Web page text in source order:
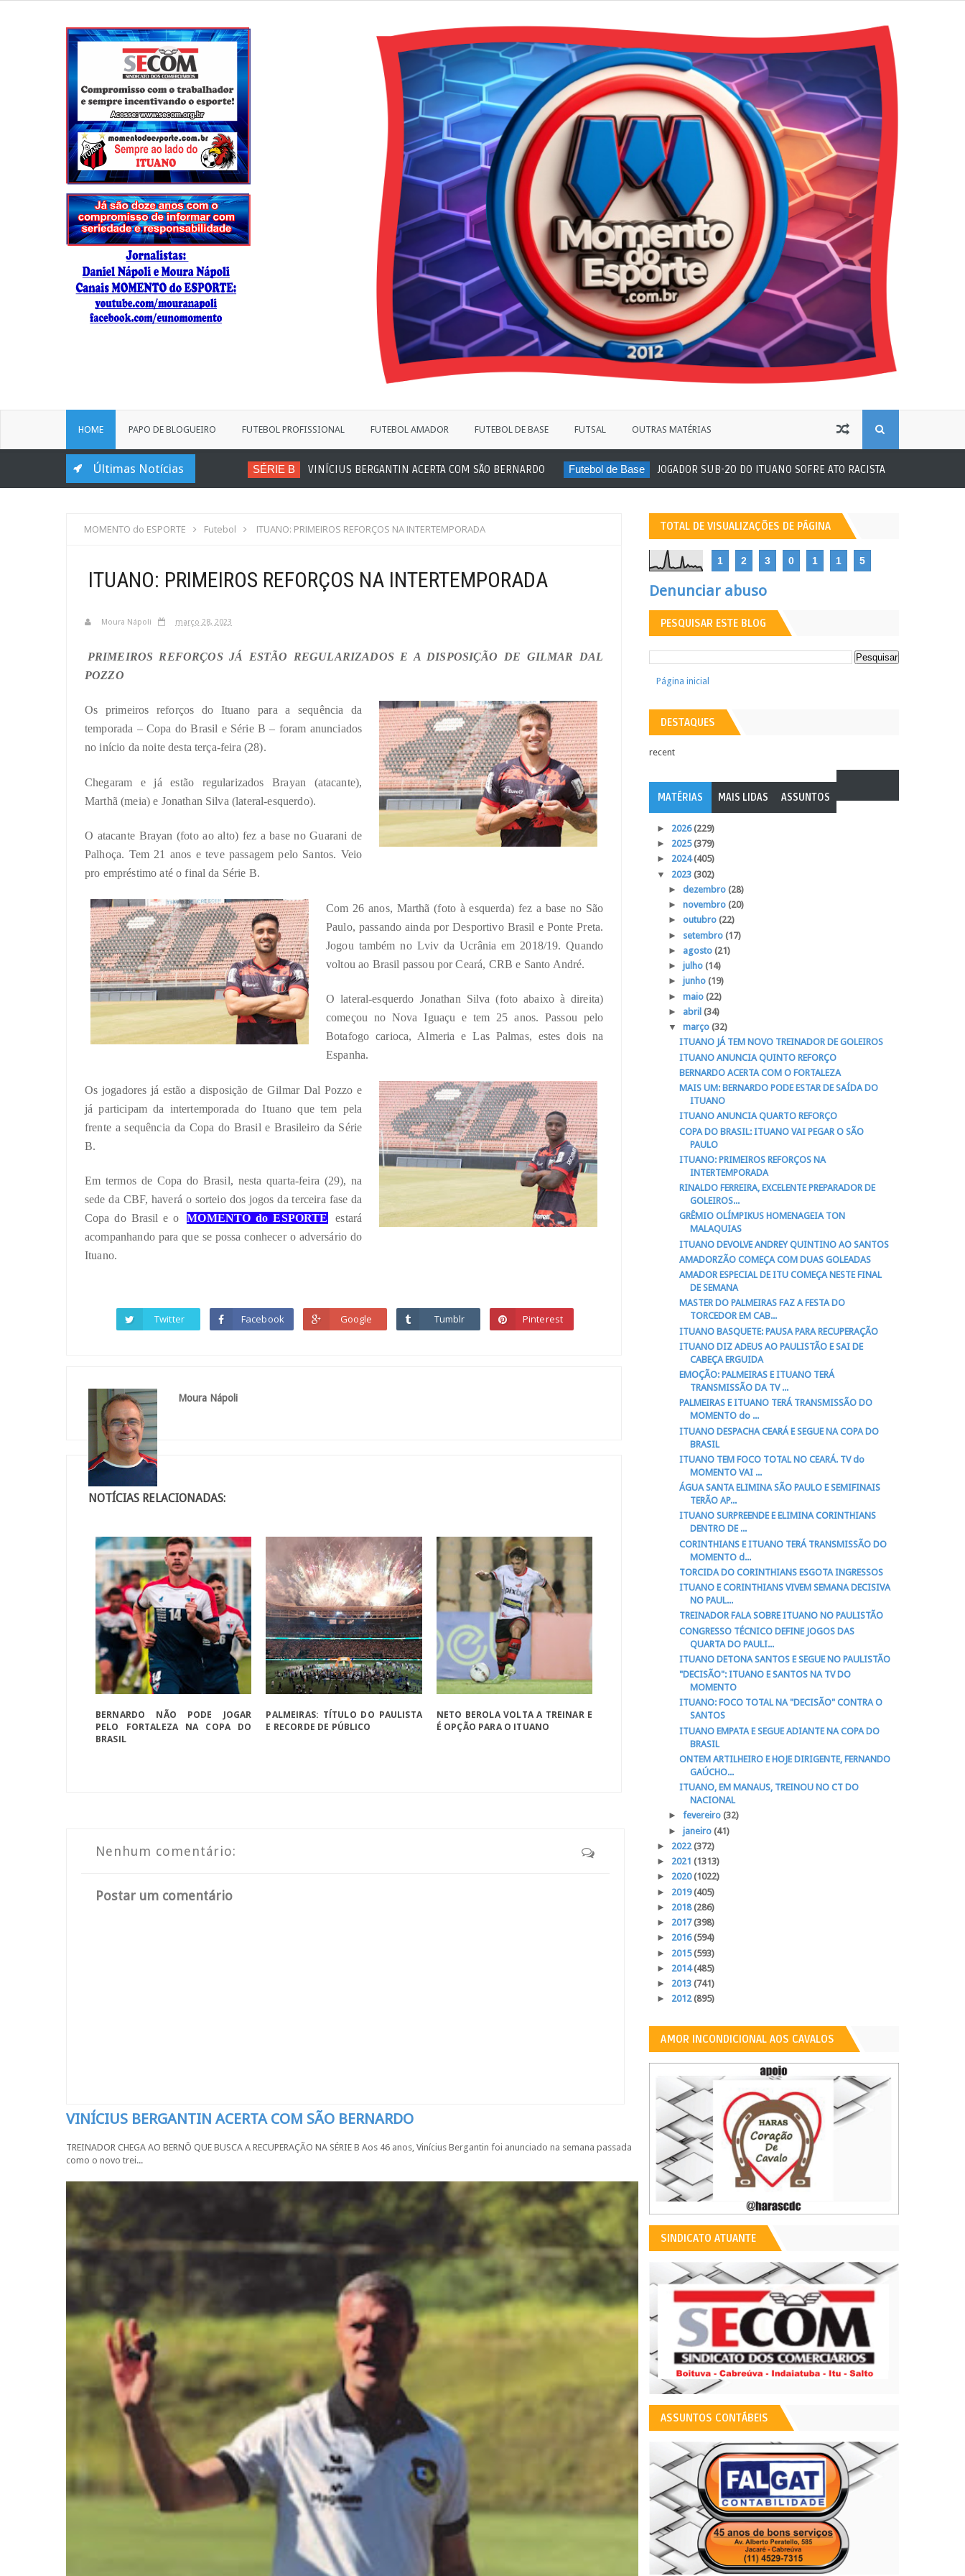
HOME PAPO DE BLOGUEIRO FUTEBOL PROFISSIONAL FUTEBOL AMADOR FUTEBOL DE BASE FUTSAL OUTRAS MATÉRIAS
U
Últimas Notícias SÉRIE B VINÍCIUS BERGANTIN ACERTA COM SÃO BERNARDO Futebol de Base JOGADOR SUB-20 DO ITUANO SOFRE ATO RACISTA Futebol Amador
MOMENTO do ESPORTE Futebol ITUANO: PRIMEIROS REFORÇOS NA INTERTEMPORADA
ITUANO: PRIMEIROS REFORÇOS NA INTERTEMPORADA
Moura Nápoli março 28, 2023
PRIMEIROS REFORÇOS JÁ ESTÃO REGULARIZADOS E A DISPOSIÇÃO DE GILMAR DAL
POZZO
Os primeiros reforços do Ituano para a sequência da
temporada – Copa do Brasil e Série B – foram anunciados
no início da noite desta terça-feira (28).
Chegaram e já estão regularizados Brayan (atacante),
Marthã (meia) e Jonathan Silva (lateral-esquerdo).
O atacante Brayan (foto ao alto) fez a base no Guarani de
Palhoça. Tem 21 anos e teve passagem pelo Santos. Veio
pro empréstimo até o final da Série B.
Com 26 anos, Marthã (foto à esquerda) fez a base no São
Paulo, passando ainda por Desportivo Brasil e Ponte Preta.
Jogou também no Lviv da Ucrânia em 2018/19. Quando
voltou ao Brasil passou por Ceará, CRB e Santo André.
O lateral-esquerdo Jonathan Silva (foto abaixo à direita)
começou no Nova Iguaçu e tem 25 anos. Passou pelo
Botafogo carioca, Almeria e Las Palmas, estes dois na
Espanha.
Os jogadores já estão a disposição de Gilmar Dal Pozzo e
já participam da intertemporada do Ituano que tem pela
frente a sequência da Copa do Brasil e Brasileiro da Série
B.
Em termos de Copa do Brasil, nesta quarta-feira (29), na
sede da CBF, haverá o sorteio dos jogos da terceira fase da
Copa do Brasil e o
MOMENTO do ESPORTE
estará
acompanhando para que se possa conhecer o adversário do
Ituano.
Twitter Facebook Google Tumblr Pinterest
Moura Nápoli
NOTÍCIAS RELACIONADAS:
BERNARDO NÃO PODE JOGAR
PELO FORTALEZA NA COPA DO
BRASIL
PALMEIRAS: TÍTULO DO PAULISTA
E RECORDE DE PÚBLICO
NETO BEROLA VOLTA A TREINAR E
É OPÇÃO PARA O ITUANO
Nenhum comentário:
Postar um comentário
VINÍCIUS BERGANTIN ACERTA COM SÃO BERNARDO
TREINADOR CHEGA AO BERNÔ QUE BUSCA A RECUPERAÇÃO NA SÉRIE B Aos 46 anos, Vinícius Bergantin foi anunciado na semana passada
como o novo trei...
TOTAL DE VISUALIZAÇÕES DE PÁGINA
1 2 3 0 1 1 5
Denunciar abuso
PESQUISAR ESTE BLOG
Página inicial
DESTAQUES
recent
MATÉRIAS MAIS LIDAS ASSUNTOS
► 2026(229)
► 2025(379)
► 2024(405)
▼ 2023 (302)
► dezembro (28)
► novembro (20)
► outubro (22)
► setembro (17)
► agosto (21)
► julho (14)
► junho (19)
► maio (22)
► abril (34)
▼ março (32)
ITUANO JÁ TEM NOVO TREINADOR DE GOLEIROS
ITUANO ANUNCIA QUINTO REFORÇO
BERNARDO ACERTA COM O FORTALEZA
MAIS UM: BERNARDO PODE ESTAR DE SAÍDA DO
ITUANO
ITUANO ANUNCIA QUARTO REFORÇO
COPA DO BRASIL: ITUANO VAI PEGAR O SÃO
PAULO
ITUANO: PRIMEIROS REFORÇOS NA
INTERTEMPORADA
RINALDO FERREIRA, EXCELENTE PREPARADOR DE
GOLEIROS...
GRÊMIO OLÍMPIKUS HOMENAGEIA TON
MALAQUIAS
ITUANO DEVOLVE ANDREY QUINTINO AO SANTOS
AMADORZÃO COMEÇA COM DUAS GOLEADAS
AMADOR ESPECIAL DE ITU COMEÇA NESTE FINAL
DE SEMANA
MASTER DO PALMEIRAS FAZ A FESTA DO
TORCEDOR EM CAB...
ITUANO BASQUETE: PAUSA PARA RECUPERAÇÃO
ITUANO DIZ ADEUS AO PAULISTÃO E SAI DE
CABEÇA ERGUIDA
EMOÇÃO: PALMEIRAS E ITUANO TERÁ
TRANSMISSÃO DA TV ...
PALMEIRAS E ITUANO TERÁ TRANSMISSÃO DO
MOMENTO do ...
ITUANO DESPACHA CEARÁ E SEGUE NA COPA DO
BRASIL
ITUANO TEM FOCO TOTAL NO CEARÁ. TV do
MOMENTO VAI ...
ÁGUA SANTA ELIMINA SÃO PAULO E SEMIFINAIS
TERÃO AP...
ITUANO SURPREENDE E ELIMINA CORINTHIANS
DENTRO DE ...
CORINTHIANS E ITUANO TERÁ TRANSMISSÃO DO
MOMENTO d...
TORCIDA DO CORINTHIANS ESGOTA INGRESSOS
ITUANO E CORINTHIANS VIVEM SEMANA DECISIVA
NO PAUL...
TREINADOR FALA SOBRE ITUANO NO PAULISTÃO
CONGRESSO TÉCNICO DEFINE JOGOS DAS
QUARTA DO PAULI...
ITUANO DETONA SANTOS E SEGUE NO PAULISTÃO
"DECISÃO": ITUANO E SANTOS NA TV DO
MOMENTO
ITUANO: FOCO TOTAL NA "DECISÃO" CONTRA O
SANTOS
ITUANO EMPATA E SEGUE ADIANTE NA COPA DO
BRASIL
ONTEM ARTILHEIRO E HOJE DIRIGENTE, FERNANDO
GAÚCHO...
ITUANO, EM MANAUS, TREINOU NO CT DO
NACIONAL
► fevereiro (32)
► janeiro (41)
► 2022(372)
► 2021 (1313)
► 2020(1022)
► 2019(405)
► 2018(286)
► 2017(398)
► 2016(594)
► 2015(593)
► 2014(485)
► 2013 (741)
► 2012(895)
AMOR INCONDICIONAL AOS CAVALOS
SINDICATO ATUANTE
ASSUNTOS CONTÁBEIS